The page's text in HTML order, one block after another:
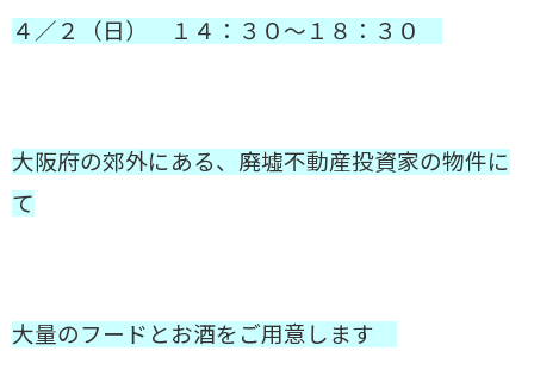
４／２（日） １４：３０～１８：３０
大阪府の郊外にある、廃墟不動産投資家の物件に
て
大量のフードとお酒をご用意します